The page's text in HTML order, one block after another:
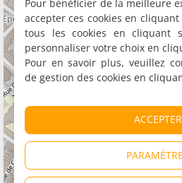
Pour bénéficier de la meilleure
accepter ces cookies en
tous les cookies en cliquant
personnaliser votre choix en
Pour en savoir plus, veuillez
de gestion des cookies en
ACCEPTER